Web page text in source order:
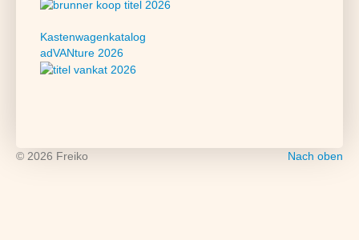
Kastenwagenkatalog
adVANture 2026
Nach oben
© 2026 Freiko